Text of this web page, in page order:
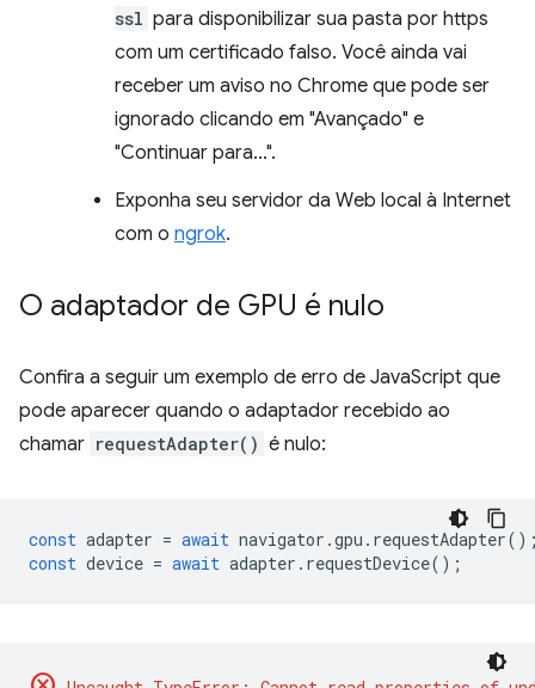
ssl para disponibilizar sua pasta por https
com um certificado falso. Você ainda vai
receber um aviso no Chrome que pode ser
ignorado clicando em "Avançado" e
"Continuar para...".
Exponha seu servidor da Web local à Internet
com o ngrok.
O adaptador de GPU é nulo
Confira a seguir um exemplo de erro de JavaScript que
pode aparecer quando o adaptador recebido ao
chamar requestAdapter() é nulo:
const adapter = await navigator .gpu . requestAdapter
const device = await adapter . requestDevice();